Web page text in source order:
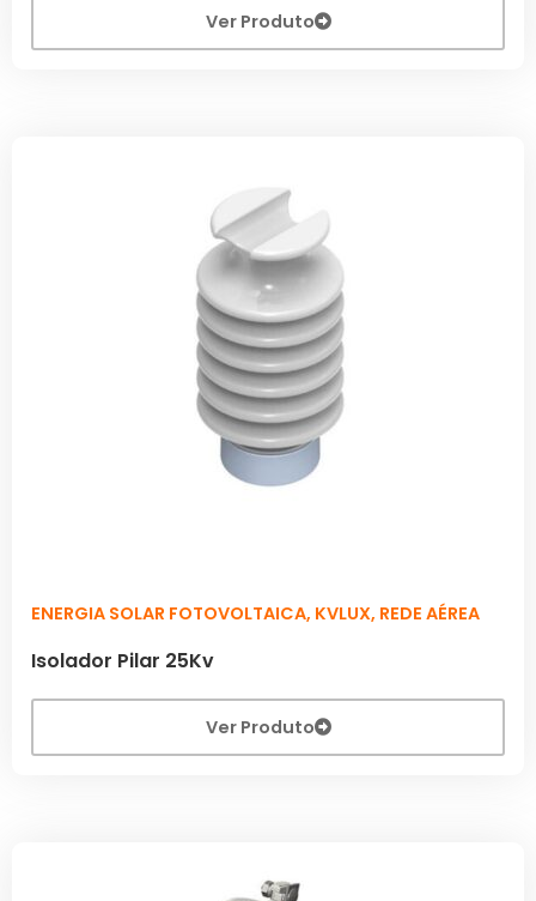
Ver Produto
ENERGIA SOLAR FOTOVOLTAICA, KVLUX, REDE AÉREA
Isolador Pilar 25Kv
Ver Produto